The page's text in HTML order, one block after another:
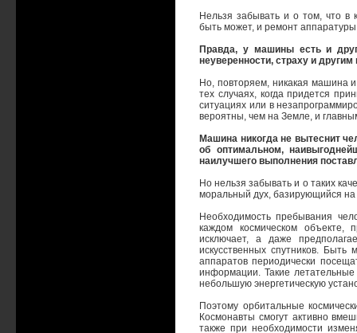
Нельзя забывать и о том, что в
быть может, и ремонт
Правда, у машины есть и
неуверенности, страху и
Но, повторяем, никакая машина
тех случаях, когда придется
ситуациях или в
вероятны, чем на Земле, и
Машина никогда не вытеснит
об оптимальном,
наилучшего выполнения
Но нельзя забывать и о таких
моральный дух, базирующийся на
Необходимость пребывания
каждом космическом объекте,
исключает, а даже
искусственных спутников.
аппаратов периодически
информации. Такие
небольшую энергетическую
Поэтому орбитальные
Космонавты смогут активно
также при необходимости